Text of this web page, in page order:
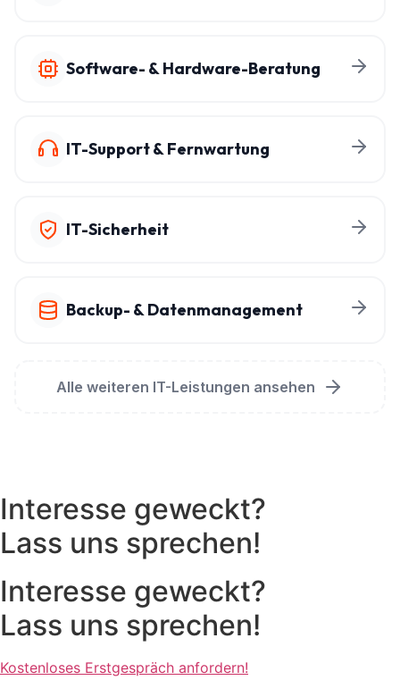
Software- & Hardware-Beratung
IT-Support & Fernwartung
IT-Sicherheit
Backup- & Datenmanagement
Alle weiteren IT-Leistungen ansehen
Interesse geweckt?
Lass uns sprechen!
Interesse geweckt?
Lass uns sprechen!
Kostenloses Erstgespräch anfordern!